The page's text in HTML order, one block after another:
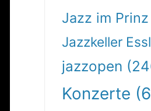
Jazz im Prinz
Jazzkeller
jazzopen
Konzerte